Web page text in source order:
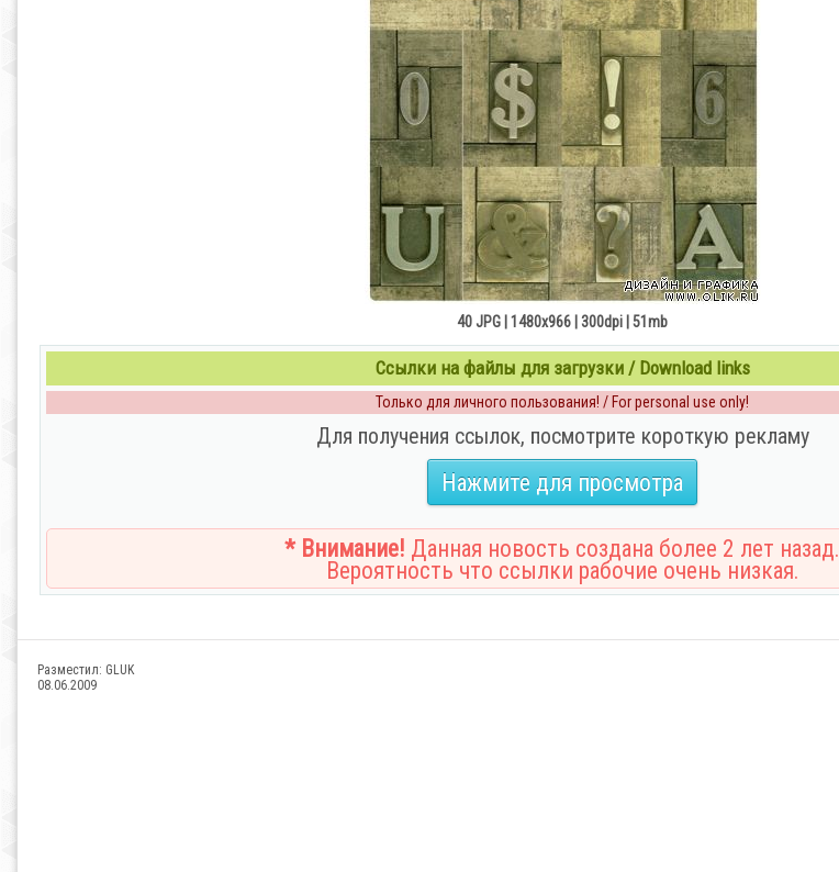
40 JPG | 1480x966 | 300dpi | 51mb
Ссылки на файлы для загрузки / Download links
Только для личного пользования! / For personal use only!
Для получения ссылок, посмотрите короткую рекламу
Нажмите для просмотра
* Внимание! Данная новость создана более 2 лет назад.
Вероятность что ссылки рабочие очень низкая.
Разместил: GLUK
08.06.2009